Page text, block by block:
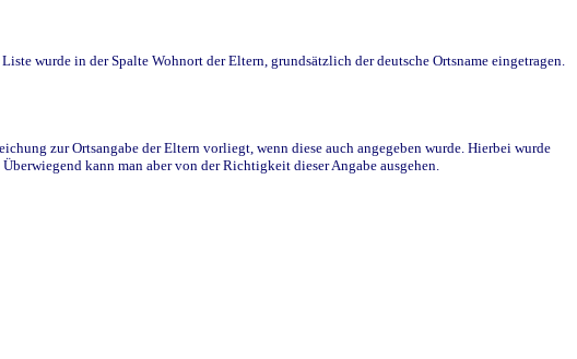
wurde in der Spalte Wohnort der Eltern, grundsätzlich der deutsche Ortsname eingetragen.
zur Ortsangabe der Eltern vorliegt, wenn diese auch angegeben wurde. Hierbei wurde
kann man aber von der Richtigkeit dieser Angabe ausgehen.